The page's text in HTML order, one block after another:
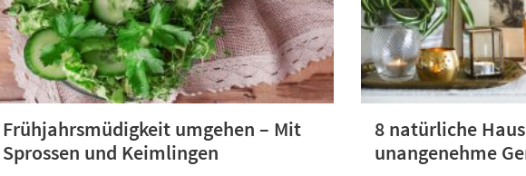
Frühjahrsmüdigkeit umgehen – Mit
Sprossen und Keimlingen
8 natürliche
unangenehme